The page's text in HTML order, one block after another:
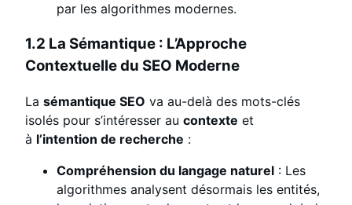
par les algorithmes modernes.
1.2 La Sémantique : L’Approche
Contextuelle du SEO Moderne
La sémantique SEO va au-delà des mots-clés
isolés pour s’intéresser au contexte et
à l’intention de recherche :
Compréhension du langage naturel : Les
algorithmes analysent désormais les entités,